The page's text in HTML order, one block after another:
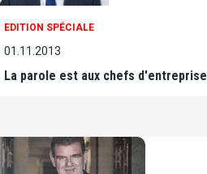
EDITION SPÉCIALE
01.11.2013
La parole est aux chefs d'entreprise